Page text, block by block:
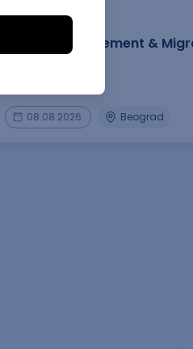
Project Management &
08.08.2026. Beograd